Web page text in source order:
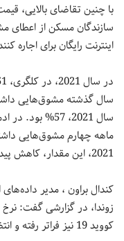
با چنین تقاضای بالایی،
سازندگان مسکن از اعطای
اینترنت رایگان برای اجاره
سال گذشته مشوق‌هایی
2021، این مقدار، کاهش پیدا کرده بود.
کندال براون ، مدیر
زوندا، در گزارشی گفت: نرخ
کووید 19 نیز فراتر رفته و انتظار می‌رود همچنان افزایش یابد.